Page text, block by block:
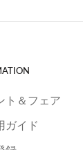
ト＆フェア
ガイド